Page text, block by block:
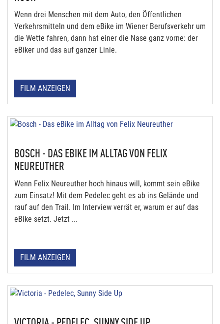
Wenn drei Menschen mit dem Auto, den Öffentlichen
Verkehrsmitteln und dem eBike im Wiener Berufsverkehr um
die Wette fahren, dann hat einer die Nase ganz vorne: der
eBiker und das auf ganzer Linie.
FILM ANZEIGEN
BOSCH - DAS EBIKE IM ALLTAG VON FELIX
NEUREUTHER
Wenn Felix Neureuther hoch hinaus will, kommt sein eBike
zum Einsatz! Mit dem Pedelec geht es ab ins Gelände und
rauf auf den Trail. Im Interview verrät er, warum er auf das
eBike setzt. Jetzt ...
FILM ANZEIGEN